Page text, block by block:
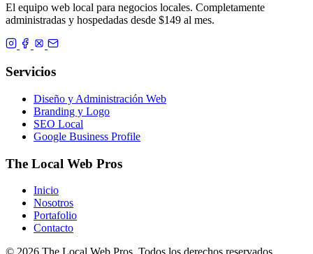
El equipo web local para negocios locales. Completamente
administradas y hospedadas desde $149 al mes.
Servicios
Diseño y Administración Web
Branding y Logo
SEO Local
Google Business Profile
The Local Web Pros
Inicio
Nosotros
Portafolio
Contacto